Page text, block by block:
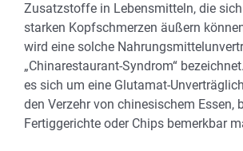
Zusatzstoffe in Lebensmitteln, die
starken Kopfschmerzen äußern
wird eine solche
„Chinarestaurant-Syndrom“
es sich um eine Glutamat-
den Verzehr von chinesischem Essen,
Fertiggerichte oder Chips bemerkbar